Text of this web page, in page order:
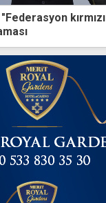
kırmızı